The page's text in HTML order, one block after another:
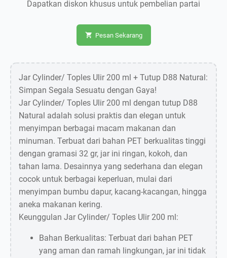
Dapatkan diskon khusus untuk pembelian partai
Pesan Sekarang
Jar Cylinder/ Toples Ulir 200 ml + Tutup D88 Natural:
Simpan Segala Sesuatu dengan Gaya!
Jar Cylinder/ Toples Ulir 200 ml dengan tutup D88
Natural adalah solusi praktis dan elegan untuk
menyimpan berbagai macam makanan dan
minuman. Terbuat dari bahan PET berkualitas tinggi
dengan gramasi 32 gr, jar ini ringan, kokoh, dan
tahan lama. Desainnya yang sederhana dan elegan
cocok untuk berbagai keperluan, mulai dari
menyimpan bumbu dapur, kacang-kacangan, hingga
aneka makanan kering.
Keunggulan Jar Cylinder/ Toples Ulir 200 ml:
Bahan Berkualitas: Terbuat dari bahan PET
yang aman dan ramah lingkungan, jar ini tidak